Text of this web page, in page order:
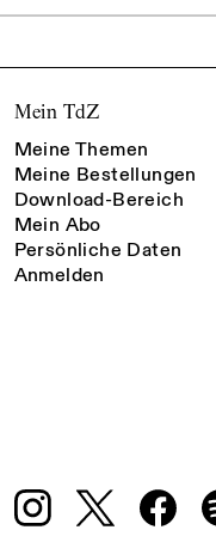
Mein TdZ
Meine Themen
Meine Bestellungen
Download-Bereich
Mein Abo
Persönliche Daten
Anmelden